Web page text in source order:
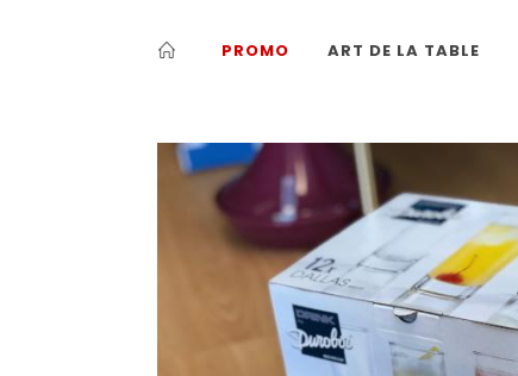
PROMO ART DE LA TABLE